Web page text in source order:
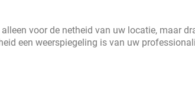
voor de netheid van uw locatie, maar
een weerspiegeling is van uw